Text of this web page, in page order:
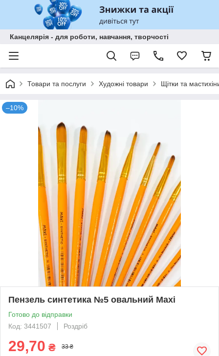
Канцелярія - для роботи, навчання, творчості
Товари та послуги Художні товари Щітки та
–10%
Пензель синтетика №5 овальний Maxi
Готово до відправки
Код: 3441507
Роздріб
29,70 ₴ 33 ₴